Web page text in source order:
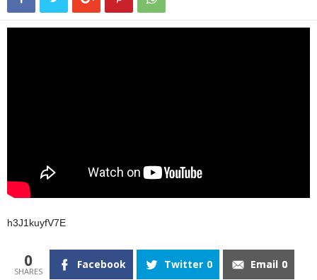
h3J1kuyfV7E
0 Facebook Twitter 0 Email 0